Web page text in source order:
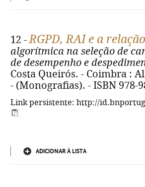
12 -RGPD, RAI e a
algorítmica na seleção de
de desempenho e
Costa Queirós. - Coimbra :
- (Monografias). - ISBN 978-
Link persistente: http://
ADICIONAR À LISTA